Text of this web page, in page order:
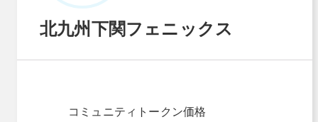
北九州下関フェニックス
コミュニティトークン価格